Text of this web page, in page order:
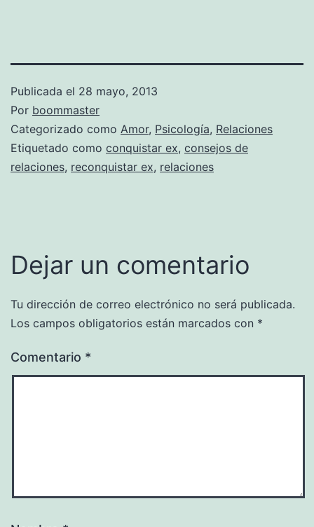
Publicada el 28 mayo, 2013
Por boommaster
Categorizado como Amor, Psicología, Relaciones
Etiquetado como conquistar ex, consejos de
relaciones, reconquistar ex, relaciones
Dejar un comentario
Tu dirección de correo electrónico no será publicada.
Los campos obligatorios están marcados con *
Comentario *